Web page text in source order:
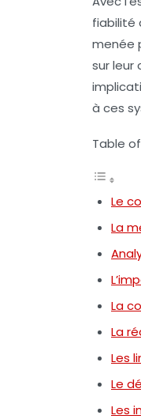
fiabilité
menée
sur leur
à ces
Table
Le
La
La
La
Les
Le
Les